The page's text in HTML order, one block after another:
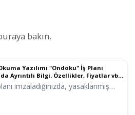
bakın.
Yazılımı "Ondoku" İş Planı
Ayrıntılı Bilgi. Özellikler, Fiyatlar vb.
Yazılımı Ondoku
imzaladığınızda, yasaklanmış